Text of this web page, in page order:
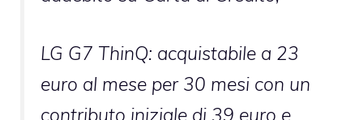
LG G7 ThinQ: acquistabile a 23
euro al mese per 30 mesi con un
contributo iniziale di 39 euro e